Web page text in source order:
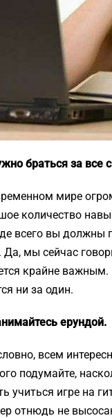
браться за все
мире
количество
всего вы должны
Да, мы сейчас
крайне важным.
ни за один.
ерундой.
всем
подумайте,
учиться игре на
отнюдь не